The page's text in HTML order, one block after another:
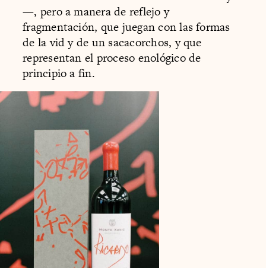
—, pero a manera de reflejo y
fragmentación, que juegan con las formas
de la vid y de un sacacorchos, y que
representan el proceso enológico de
principio a fin.